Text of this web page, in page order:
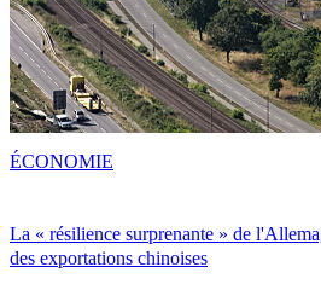
La « résilience surprenante » de
des exportations chinoises
ÉCONOMIE